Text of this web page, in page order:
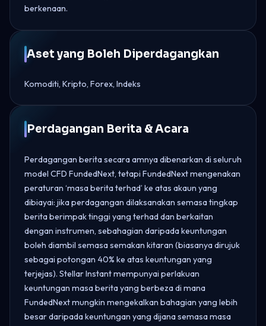
berkenaan.
Aset yang Boleh Diperdagangkan
Komoditi, Kripto, Forex, Indeks
Perdagangan Berita & Acara
Perdagangan berita secara amnya dibenarkan di seluruh
model CFD FundedNext, tetapi FundedNext mengenakan
peraturan ‘masa berita terhad’ ke atas akaun yang
dibiayai: jika perdagangan dilaksanakan semasa tingkap
berita berimpak tinggi yang terhad dan berkaitan
dengan instrumen, sebahagian daripada keuntungan
boleh diambil semasa semakan kitaran (biasanya dirujuk
sebagai potongan 40% ke atas keuntungan yang
terjejas). Stellar Instant mempunyai perlakuan
keuntungan masa berita yang berbeza di mana
FundedNext mungkin mengekalkan bahagian yang lebih
besar daripada keuntungan yang dijana semasa masa